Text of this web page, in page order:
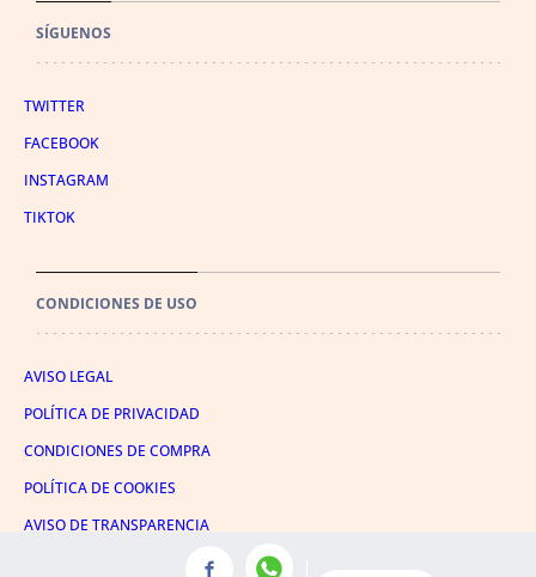
SÍGUENOS
TWITTER
FACEBOOK
INSTAGRAM
TIKTOK
CONDICIONES DE USO
AVISO LEGAL
POLÍTICA DE PRIVACIDAD
CONDICIONES DE COMPRA
POLÍTICA DE COOKIES
AVISO DE TRANSPARENCIA